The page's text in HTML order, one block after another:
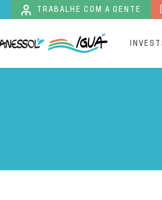
TRABALHE COM A GENTE